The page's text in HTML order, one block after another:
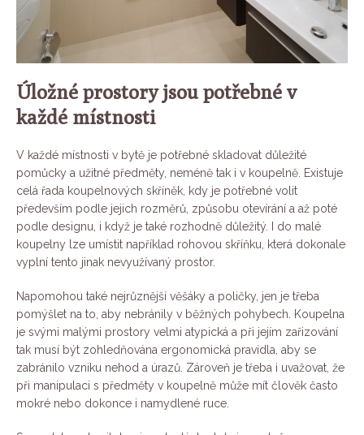
Úložné prostory jsou potřebné v
každé místnosti
V každé místnosti v bytě je potřebné skladovat důležité
pomůcky a užitné předměty, neméně tak i v koupelně. Existuje
celá řada koupelnových skříněk, kdy je potřebné volit
především podle jejich rozměrů, způsobu otevírání a až poté
podle designu, i když je také rozhodně důležitý. I do malé
koupelny lze umístit například rohovou skříňku, která dokonale
vyplní tento jinak nevyužívaný prostor.
Napomohou také nejrůznější věšáky a poličky, jen je třeba
pomýšlet na to, aby nebránily v běžných pohybech. Koupelna
je svými malými prostory velmi atypická a při jejím zařizování
tak musí být zohledňována ergonomická pravidla, aby se
zabránilo vzniku nehod a úrazů. Zároveň je třeba i uvažovat, že
při manipulaci s předměty v koupelně může mít člověk často
mokré nebo dokonce i namydlené ruce.